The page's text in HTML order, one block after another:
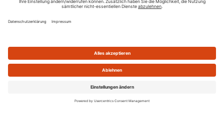
Datenschutzinformation
Cookie-Einstellungen
Was ist ein RSS Feed?
Die besten RSS Reader
101-200|200-300